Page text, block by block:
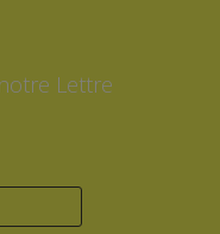
Lettre